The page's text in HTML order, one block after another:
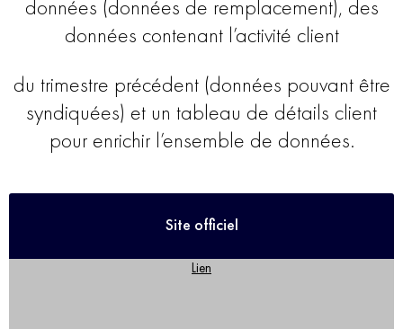
données (données de remplacement), des
données contenant l’activité client
du trimestre précédent (données pouvant être
syndiquées) et un tableau de détails client
pour enrichir l’ensemble de données.
Site officiel
Lien